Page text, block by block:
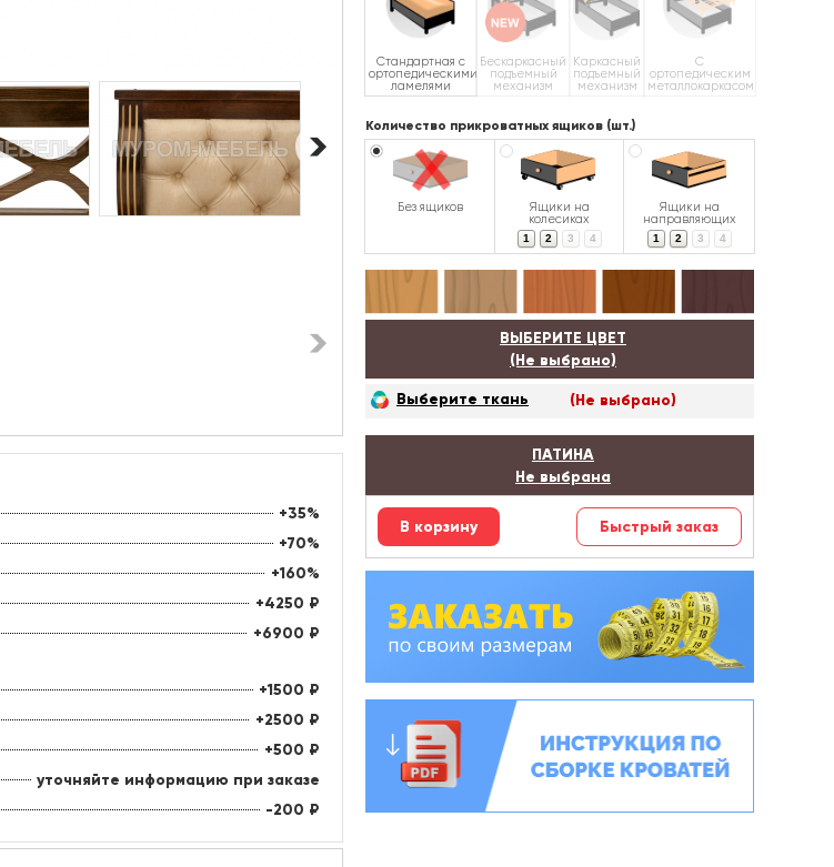
+35%
+70%
+160%
+4250 ₽
+6900 ₽
+1500 ₽
+2500 ₽
+500 ₽
уточняйте информацию при заказе
-200 ₽
Стандартная с
ортопедическими
ламелями
Бескаркасный
подъемный
механизм
Каркасный
подъемный
механизм
С
ортопедическим
металлокаркасом
Количество прикроватных ящиков (шт.)
Без ящиков
Ящики на
колесиках
1 2 3 4
Ящики на
направляющих
1 2 3 4
ВЫБЕРИТЕ ЦВЕТ
(Не выбрано)
Выберите ткань (Не выбрано)
ПАТИНА
Не выбрана
Быстрый заказ